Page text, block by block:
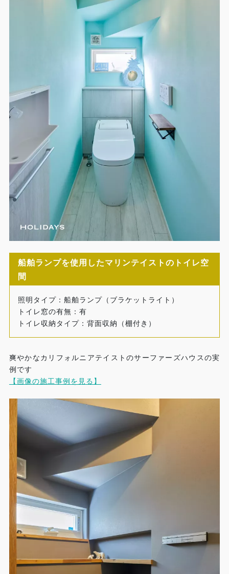
船舶ランプを使用したマリンテイストのトイレ空
間
照明タイプ：船舶ランプ（ブラケットライト）
トイレ窓の有無：有
トイレ収納タイプ：背面収納（棚付き）
爽やかなカリフォルニアテイストのサーファーズハウスの実
例です
【画像の施工事例を見る】